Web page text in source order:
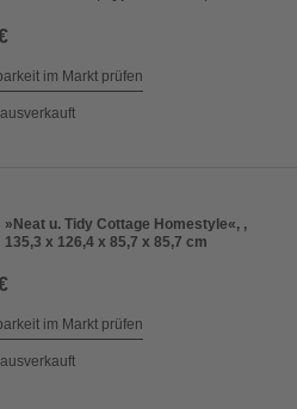
im Markt prüfen
»Neat u. Tidy Cottage Homestyle«, ,
135,3 x 126,4 x 85,7 x 85,7 cm
im Markt prüfen